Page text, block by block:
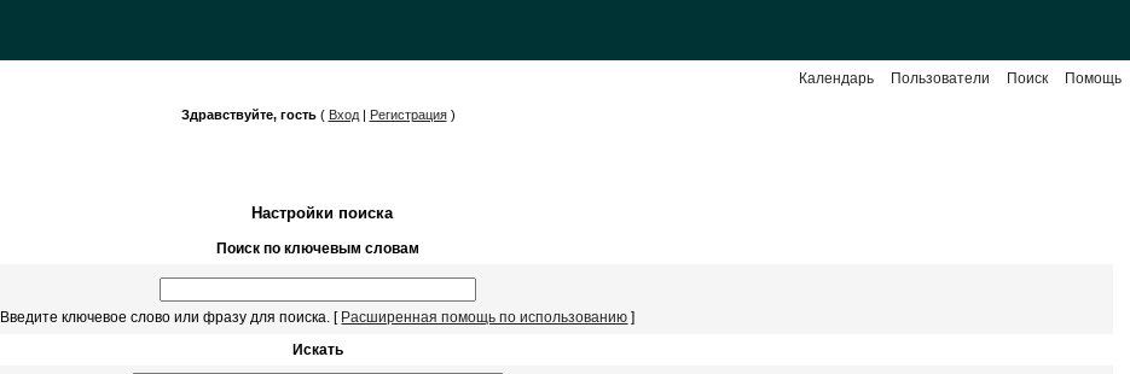
Помощь
Поиск
Пользователи
Календарь
Здравствуйте, гость( Вход| Регистрация)
Настройки поиска
Поиск по ключевым словам
Введите ключевое слово или фразу для поиска. [ Расширенная помощь по использованию ]
Искать